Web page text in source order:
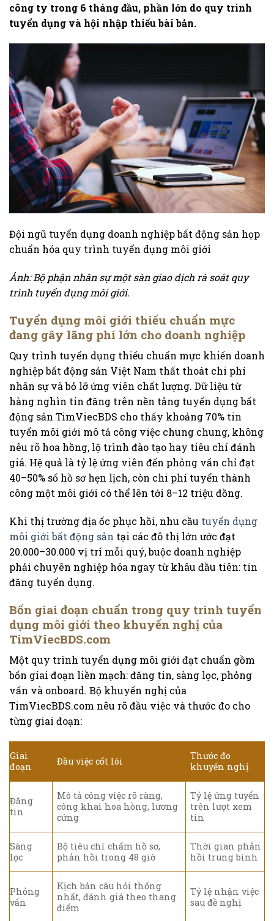
công ty trong 6 tháng đầu, phần lớn do quy trình
tuyển dụng và hội nhập thiếu bài bản.
Đội ngũ tuyển dụng doanh nghiệp bất động sản họp
chuẩn hóa quy trình tuyển dụng môi giới
Ảnh: Bộ phận nhân sự một sàn giao dịch rà soát quy
trình tuyển dụng môi giới.
Tuyển dụng môi giới thiếu chuẩn mực
đang gây lãng phí lớn cho doanh nghiệp
Quy trình tuyển dụng thiếu chuẩn mực khiến doanh
nghiệp bất động sản Việt Nam thất thoát chi phí
nhân sự và bỏ lỡ ứng viên chất lượng. Dữ liệu từ
hàng nghìn tin đăng trên nền tảng tuyển dụng bất
động sản TimViecBDS cho thấy khoảng 70% tin
tuyển môi giới mô tả công việc chung chung, không
nêu rõ hoa hồng, lộ trình đào tạo hay tiêu chí đánh
giá. Hệ quả là tỷ lệ ứng viên đến phỏng vấn chỉ đạt
40–50% số hồ sơ hẹn lịch, còn chi phí tuyển thành
công một môi giới có thể lên tới 8–12 triệu đồng.
Khi thị trường địa ốc phục hồi, nhu cầu tuyển dụng
môi giới bất động sản tại các đô thị lớn ước đạt
20.000–30.000 vị trí mỗi quý, buộc doanh nghiệp
phải chuyên nghiệp hóa ngay từ khâu đầu tiên: tin
đăng tuyển dụng.
Bốn giai đoạn chuẩn trong quy trình tuyển
dụng môi giới theo khuyến nghị của
TimViecBDS.com
Một quy trình tuyển dụng môi giới đạt chuẩn gồm
bốn giai đoạn liền mạch: đăng tin, sàng lọc, phỏng
vấn và onboard. Bộ khuyến nghị của
TimViecBDS.com nêu rõ đầu việc và thước đo cho
từng giai đoạn:
Giai
đoạn
Đầu việc cốt lõi
Thước đo
khuyến nghị
Đăng
tin
Mô tả công việc rõ ràng,
công khai hoa hồng, lương
cứng
Tỷ lệ ứng tuyển
trên lượt xem
tin
Sàng
lọc
Bộ tiêu chí chấm hồ sơ,
phản hồi trong 48 giờ
Thời gian phản
hồi trung bình
Phỏng
vấn
Kịch bản câu hỏi thống
nhất, đánh giá theo thang
điểm
Tỷ lệ nhận việc
sau đề nghị